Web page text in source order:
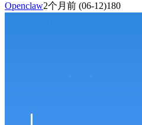
Openclaw2个月前 (06-12)180